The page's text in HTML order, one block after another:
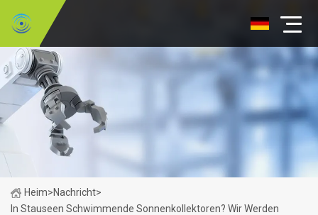
Heim>Nachricht>
In Stauseen Schwimmende Sonnenkollektoren? Wir Werden